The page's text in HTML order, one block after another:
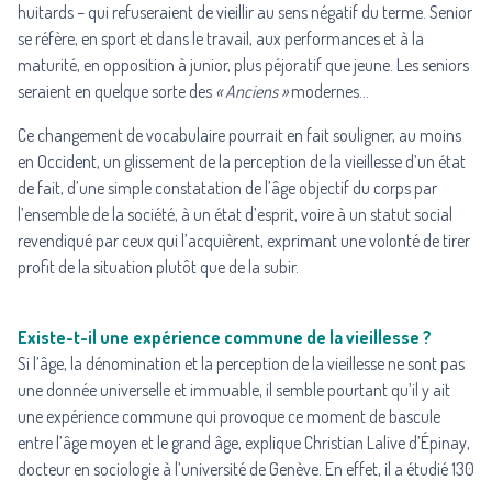
huitards – qui refuseraient de vieillir au sens négatif du terme. Senior
se réfère, en sport et dans le travail, aux performances et à la
maturité, en opposition à junior, plus péjoratif que jeune. Les seniors
seraient en quelque sorte des « Anciens »modernes…
Ce changement de vocabulaire pourrait en fait souligner, au moins
en Occident, un glissement de la perception de la vieillesse d’un état
de fait, d’une simple constatation de l’âge objectif du corps par
l’ensemble de la société, à un état d’esprit, voire à un statut social
revendiqué par ceux qui l’acquièrent, exprimant une volonté de tirer
profit de la situation plutôt que de la subir.
Existe-t-il une expérience commune de la vieillesse ?
Si l’âge, la dénomination et la perception de la vieillesse ne sont pas
une donnée universelle et immuable, il semble pourtant qu’il y ait
une expérience commune qui provoque ce moment de bascule
entre l’âge moyen et le grand âge, explique Christian Lalive d’Épinay,
docteur en sociologie à l’université de Genève. En effet, il a étudié130